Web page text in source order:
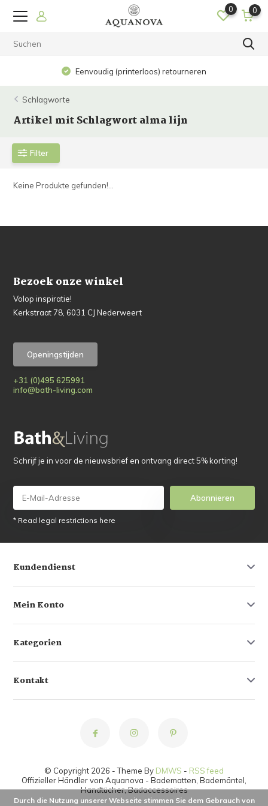
0 0
Eenvoudig (printerloos) retourneren
Schlagworte
Artikel mit Schlagwort alma lijn
Filter
Keine Produkte gefunden!...
Bezoek onze winkel
Volop inspiratie!
Kerkstraat 78, 6031 CJ Nederweert
Openingstijden
+31 (0)495 625991
info@bath-living.com
Schrijf je in voor de nieuwsbrief en ontvang direct 5% korting!
Abonnieren
* Read legal restrictions here
Kundendienst
Mein Konto
Kategorien
Kontakt
© Copyright 2026 - Theme By DMWS - RSS feed
Offizieller Händler von Aquanova - Badematten, Bademäntel,
Handtücher, Badaccessoires
Durch die Nutzung unserer Webseite stimmen Sie dem Gebrauch von